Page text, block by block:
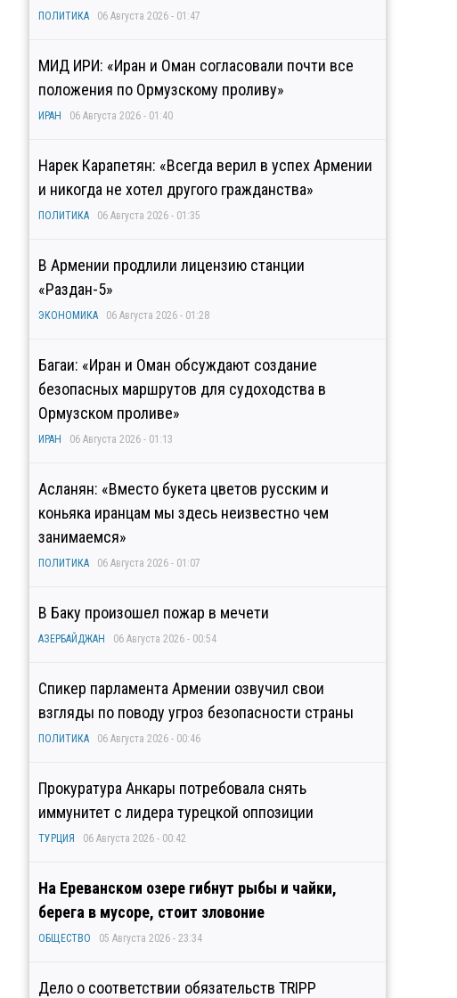
ПОЛИТИКА 06 Августа 2026 - 01:47
МИД ИРИ: «Иран и Оман согласовали почти все
положения по Ормузскому проливу»
ИРАН 06 Августа 2026 - 01:40
Нарек Карапетян: «Всегда верил в успех Армении
и никогда не хотел другого гражданства»
ПОЛИТИКА 06 Августа 2026 - 01:35
В Армении продлили лицензию станции
«Раздан-5»
ЭКОНОМИКА 06 Августа 2026 - 01:28
Багаи: «Иран и Оман обсуждают создание
безопасных маршрутов для судоходства в
Ормузском проливе»
ИРАН 06 Августа 2026 - 01:13
Асланян: «Вместо букета цветов русским и
коньяка иранцам мы здесь неизвестно чем
занимаемся»
ПОЛИТИКА 06 Августа 2026 - 01:07
В Баку произошел пожар в мечети
АЗЕРБАЙДЖАН 06 Августа 2026 - 00:54
Спикер парламента Армении озвучил свои
взгляды по поводу угроз безопасности страны
ПОЛИТИКА 06 Августа 2026 - 00:46
Прокуратура Анкары потребовала снять
иммунитет с лидера турецкой оппозиции
ТУРЦИЯ 06 Августа 2026 - 00:42
На Ереванском озере гибнут рыбы и чайки,
берега в мусоре, стоит зловоние
ОБЩЕСТВО 05 Августа 2026 - 23:34
Дело о соответствии обязательств TRIPP